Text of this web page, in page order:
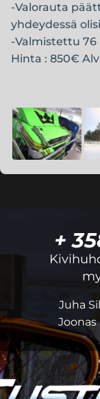
-Valorauta
yhdeydessä
-Valmistettu
Hinta : 850€ Alv
+
Juha
Joonas